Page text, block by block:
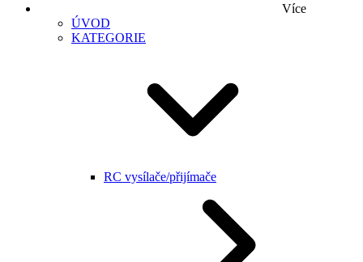
Více
ÚVOD
KATEGORIE
RC vysílače/přijímače